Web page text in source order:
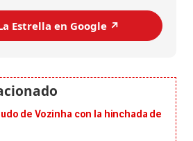
Estrella en Google ↗️
de Vozinha con la hinchada de